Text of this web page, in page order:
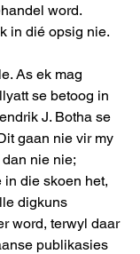
word.
in dié opsig nie.
As ek mag
se betoog in
J. Botha se
gaan nie vir my
nie nie;
in die skoen het,
digkuns
word, terwyl daar
publikasies